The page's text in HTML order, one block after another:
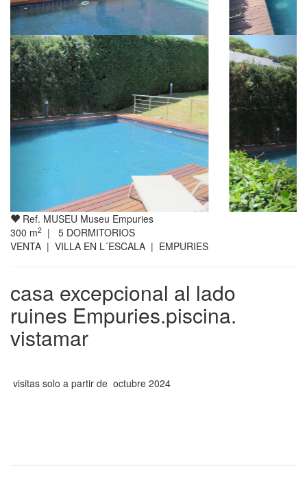
Ref. MUSEU Museu Empuries
300 m2 | 5 DORMITORIOS
VENTA | VILLA EN L´ESCALA | EMPURIES
casa excepcional al lado
ruines Empuries.piscina.
vistamar
visitas solo a partir de octubre 2024